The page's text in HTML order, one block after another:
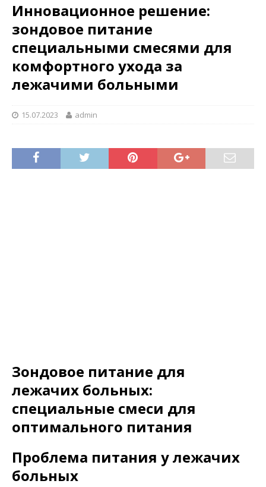
Инновационное решение:
зондовое питание
специальными смесями для
комфортного ухода за
лежачими больными
15.07.2023 admin
Зондовое питание для
лежачих больных:
специальные смеси для
оптимального питания
Проблема питания у лежачих
больных